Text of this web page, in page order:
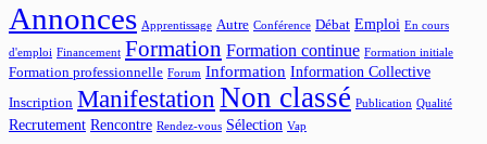
Annonces Apprentissage Autre Conférence Débat Emploi En cours
d'emploi Financement Formation Formation continue Formation initiale
Formation professionnelle Forum Information Information Collective
Inscription Manifestation Non classé Publication Qualité
Recrutement Rencontre Rendez-vous Sélection Vap